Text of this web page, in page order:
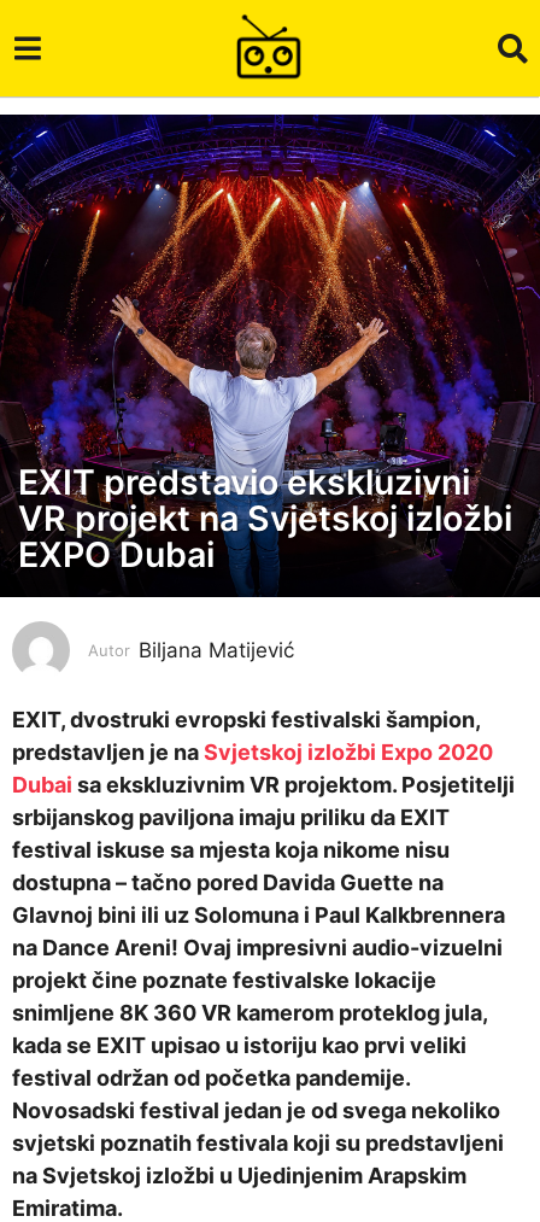
5
g
o
d
n
a
p
i
e
5
g
a
p
j
EXIT predstavio ekskluzivni
VR projekt na Svjetskoj izložbi
EXPO Dubai
Autor Biljana Matijević
EXIT, dvostruki evropski festivalski šampion,
predstavljen je naSvjetskoj izložbi Expo 2020
Dubai sa ekskluzivnim VR projektom. Posjetitelji
srbijanskog paviljona imaju priliku da EXIT
festival iskuse sa mjesta koja nikome nisu
dostupna – tačno pored Davida Guette na
Glavnoj bini ili uz Solomuna i Paul Kalkbrennera
na Dance Areni! Ovaj impresivni audio-vizuelni
projekt čine poznate festivalske lokacije
snimljene 8K 360 VR kamerom proteklog jula,
kada se EXIT upisao u istoriju kao prvi veliki
festival održan od početka pandemije.
Novosadski festival jedan je od svega nekoliko
svjetski poznatih festivala koji su predstavljeni
na Svjetskoj izložbi u Ujedinjenim Arapskim
Emiratima.